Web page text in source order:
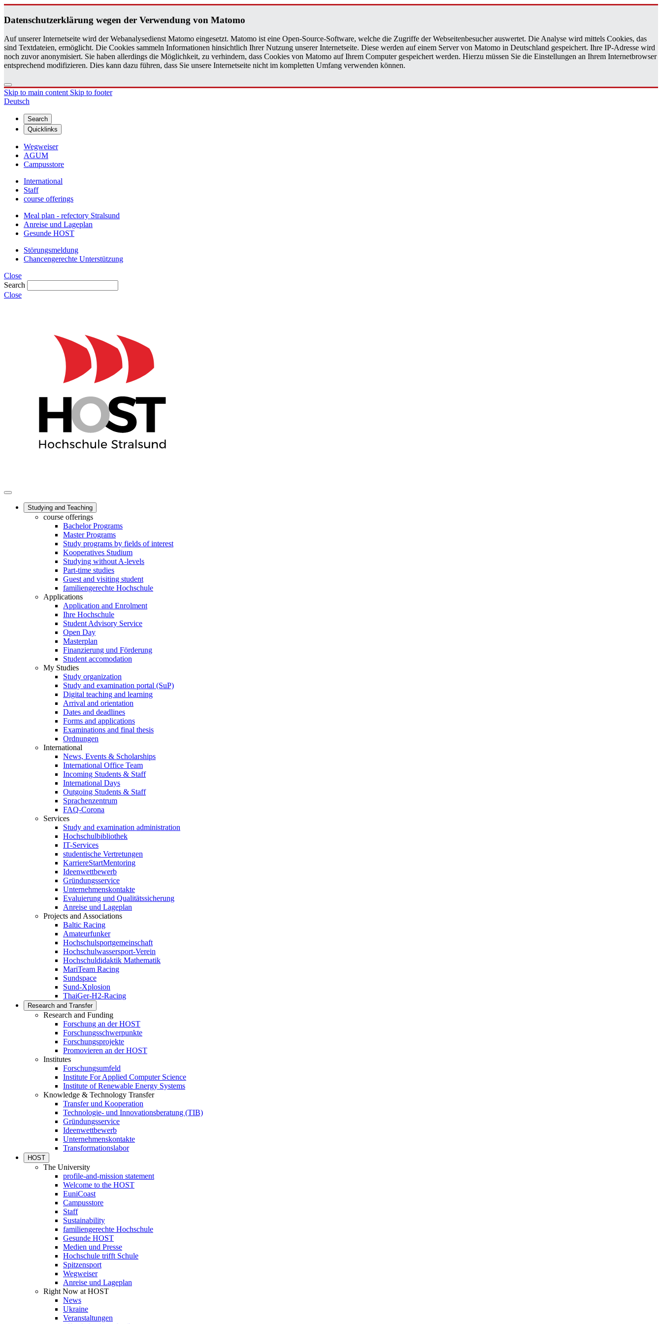
Daten­schutzerklärung wegen der Ver­wen­dung von Matomo
Auf unserer Internetseite wird der Webanalysedienst Matomo eingesetzt. Matomo ist eine Open-Source-Software, welche die Zugriffe der Webseitenbesucher auswertet. Die Analyse wird mittels Cookies, das
sind Textdateien, ermöglicht. Die Cookies sammeln Informationen hinsichtlich Ihrer Nutzung unserer Internetseite. Diese werden auf einem Server von Matomo in Deutschland gespeichert. Ihre IP-Adresse wird
noch zuvor anonymisiert. Sie haben allerdings die Möglichkeit, zu verhindern, dass Cookies von Matomo auf Ihrem Computer gespeichert werden. Hierzu müssen Sie die Einstellungen an Ihrem Internetbrowser
entsprechend modifizieren. Dies kann dazu führen, dass Sie unsere Internetseite nicht im kompletten Umfang verwenden können.
Skip to main content Skip to footer
Deutsch
Search
Quicklinks
Wegweiser
AGUM
Campusstore
International
Staff
course offerings
Meal plan - refectory Stralsund
Anreise und Lageplan
Gesunde HOST
Störungsmeldung
Chancengerechte Unterstützung
Close
Search
Close
Studying and Teaching
course offerings
Bachelor Programs
Master Programs
Study programs by fields of interest
Kooperatives Studium
Studying without A-levels
Part-time studies
Guest and visiting student
familiengerechte Hochschule
Applications
Application and Enrolment
Ihre Hochschule
Student Advisory Service
Open Day
Masterplan
Finanzierung und Förderung
Student accomodation
My Studies
Study organization
Study and examination portal (SuP)
Digital teaching and learning
Arrival and orientation
Dates and deadlines
Forms and applications
Examinations and final thesis
Ordnungen
International
News, Events & Scholarships
International Office Team
Incoming Students & Staff
International Days
Outgoing Students & Staff
Sprachenzentrum
FAQ-Corona
Services
Study and examination administration
Hochschulbibliothek
IT-Services
studentische Vertretungen
KarriereStartMentoring
Ideenwettbewerb
Gründungsservice
Unternehmenskontakte
Evaluierung und Qualitätssicherung
Anreise und Lageplan
Projects and Associations
Baltic Racing
Amateurfunker
Hochschulsportgemeinschaft
Hochschulwassersport-Verein
Hochschuldidaktik Mathematik
MariTeam Racing
Sundspace
Sund-Xplosion
ThaiGer-H2-Racing
Research and Transfer
Research and Funding
Forschung an der HOST
Forschungsschwerpunkte
Forschungsprojekte
Promovieren an der HOST
Institutes
Forschungsumfeld
Institute For Applied Computer Science
Institute of Renewable Energy Systems
Knowledge & Technology Transfer
Transfer und Kooperation
Technologie- und Innovationsberatung (TIB)
Gründungsservice
Ideenwettbewerb
Unternehmenskontakte
Transformationslabor
HOST
The University
profile-and-mission statement
Welcome to the HOST
EuniCoast
Campusstore
Staff
Sustainability
familiengerechte Hochschule
Gesunde HOST
Medien und Presse
Hochschule trifft Schule
Spitzensport
Wegweiser
Anreise und Lageplan
Right Now at HOST
News
Ukraine
Veranstaltungen